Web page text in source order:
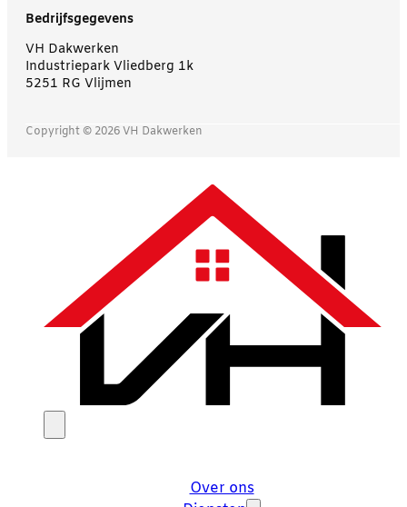
Bedrijfsgegevens
VH Dakwerken
Industriepark Vliedberg 1k
5251 RG Vlijmen
Copyright © 2026 VH Dakwerken
Over ons